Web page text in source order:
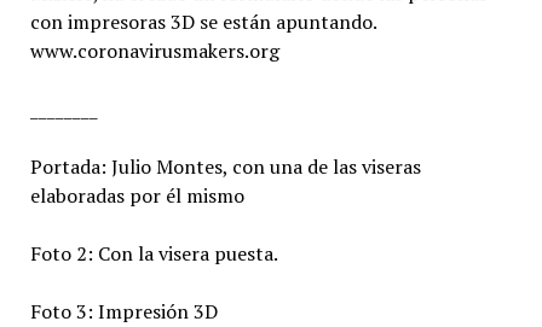
con impresoras 3D se están apuntando.
www.coronavirusmakers.org
Portada: Julio Montes, con una de las viseras
elaboradas por él mismo
Foto 2: Con la visera puesta.
Foto 3: Impresión 3D